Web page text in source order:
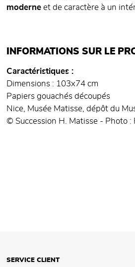
moderne et de caractère à un
INFORMATIONS SUR LE
Caractéristiques
Dimensions : 103x74 cm
Papiers gouachés découpés
Nice, Musée Matisse, dépôt du
© Succession H. Matisse - Photo :
SERVICE CLIENT